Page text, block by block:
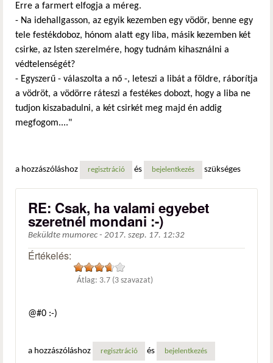
Erre a farmert elfogja a méreg.
- Na idehallgasson, az egyik kezemben egy vödör, benne egy
tele festékdoboz, hónom alatt egy liba, másik kezemben két
csirke, az Isten szerelmére, hogy tudnám kihasználni a
védtelenségét?
- Egyszerű - válaszolta a nő -, leteszi a libát a földre, ráborítja
a vödröt, a vödörre ráteszi a festékes dobozt, hogy a liba ne
tudjon kiszabadulni, a két csirkét meg majd én addig
megfogom...."
a hozzászóláshoz regisztráció és bejelentkezés szükséges
RE: Csak, ha valami egyebet
szeretnél mondani :-)
Beküldte mumorec - 2017. szep. 17. 12:32
Értékelés:
Átlag: 3.7 (3 szavazat)
@#0 :-)
a hozzászóláshoz regisztráció és bejelentkezés